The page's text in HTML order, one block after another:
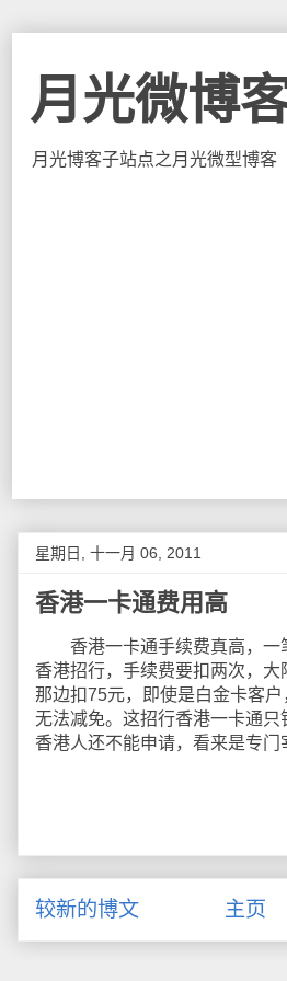
月光微博
月光博客子站点之月光微型博客
星期日, 十一月 06, 2011
香港一卡通费用高
香港一卡通手续费真高，一
香港招行，手续费要扣两次，
那边扣75元，即使是白金卡客
无法减免。这招行香港一卡通只
香港人还不能申请，看来是专门
较新的博文 主页